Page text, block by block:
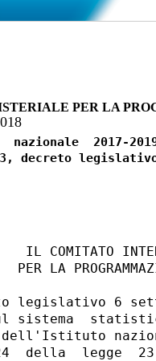
PER LA
nazionale  2017-
3, decreto
IL COMITATO
PER LA
legislativo 6
sistema
dell'Istituto
della  legge